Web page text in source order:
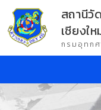
สถานีวั
เชียงให
กรมอุทก